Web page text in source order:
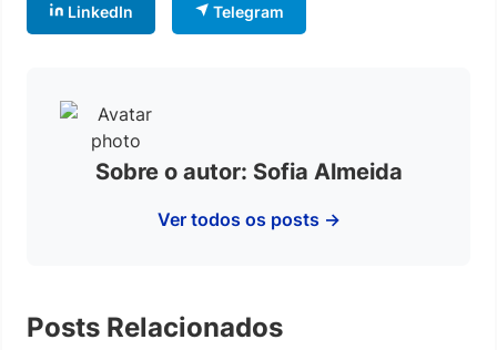
LinkedIn Telegram
Sobre o autor: Sofia Almeida
Ver todos os posts →
Posts Relacionados